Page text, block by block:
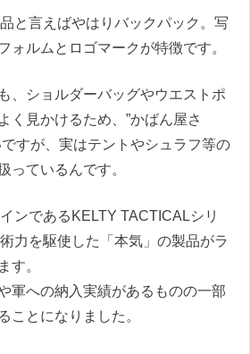
と言えばやはりバックパック。写
ォルムとロゴマークが特徴です。
、ショルダーバッグやウエストポ
く見かけるため、”かばん屋さ
すが、実はテントやシュラフ等の
っているんです。
ンであるKELTY TACTICALシリ
力を駆使した「本気」の製品がラ
す。
軍への納入実績があるものの一部
ことになりました。